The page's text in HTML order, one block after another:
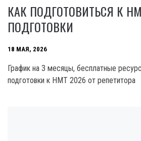
КАК ПОДГОТОВИТЬСЯ К
ПОДГОТОВКИ
18 МАЯ, 2026
График на 3 месяцы, бесплатные
подготовки к НМТ 2026 от репетитора